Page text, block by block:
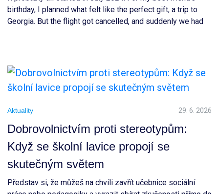
birthday, I planned what felt like the perfect gift, a trip to
Georgia. But the flight got cancelled, and suddenly we had
Aktuality 29. 6. 2026
Dobrovolnictvím proti stereotypům:
Když se školní lavice propojí se
skutečným světem
Představ si, že můžeš na chvíli zavřít učebnice sociální